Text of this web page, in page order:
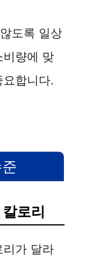
도록 일상
비량에 맞
합니다.
로리
리가 달라